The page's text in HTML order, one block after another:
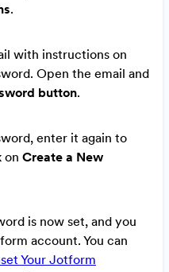
.
with instructions on
Open the email and
button.
enter it again to
on Create a New
is now set, and you
account. You can
Your Jotform